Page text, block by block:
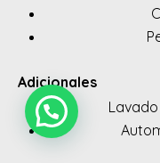
Adicionales